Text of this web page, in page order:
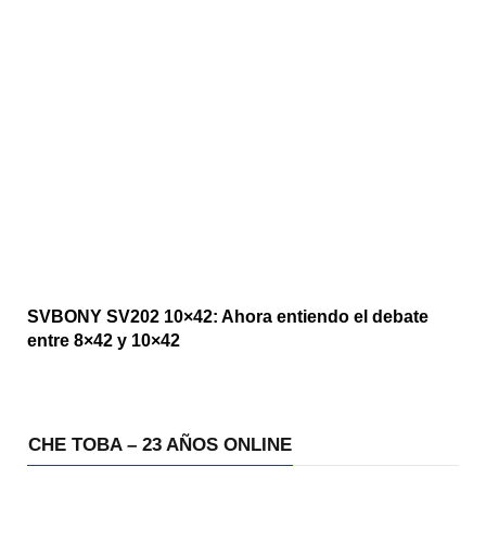
SVBONY SV202 10×42: Ahora entiendo el debate
entre 8×42 y 10×42
CHE TOBA – 23 AÑOS ONLINE